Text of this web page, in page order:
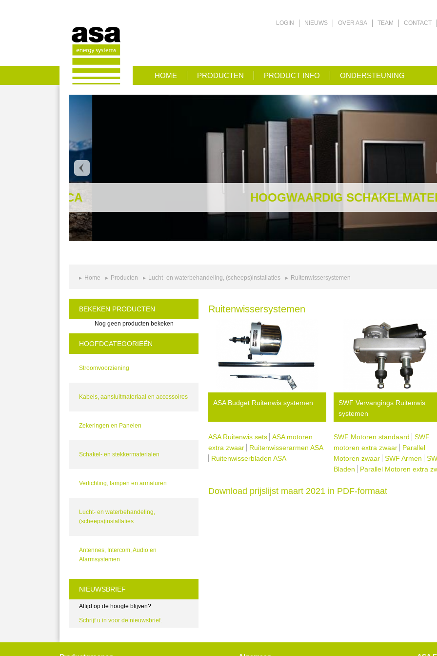
LOGIN NIEUWS OVER ASA TEAM CONTACT
HOME PRODUCTEN PRODUCT INFO ONDERSTEUNING
HOOGWAARDIG
Home Producten Lucht- en waterbehandeling, (scheeps)installaties Ruitenwissersystemen
BEKEKEN PRODUCTEN
Nog geen producten bekeken
HOOFDCATEGORIEËN
Stroomvoorziening
Kabels, aansluitmateriaal en accessoires
Zekeringen en Panelen
Schakel- en stekkermaterialen
Verlichting, lampen en armaturen
Lucht- en waterbehandeling,
(scheeps)installaties
Antennes, Intercom, Audio en
Alarmsystemen
NIEUWSBRIEF
Altijd op de hoogte blijven?
Schrijf u in voor de nieuwsbrief.
Ruitenwissersystemen
ASA Budget Ruitenwis systemen
ASA Ruitenwis sets
ASA motoren
extra zwaar
Ruitenwisserarmen ASA
Ruitenwisserbladen ASA
SWF Vervangings Ruitenwis
systemen
SWF Motoren standaard
SWF
motoren extra zwaar
Parallel
Motoren zwaar
SWF Armen
Bladen
Parallel Motoren extra
Download prijslijst maart 2021 in PDF-formaat